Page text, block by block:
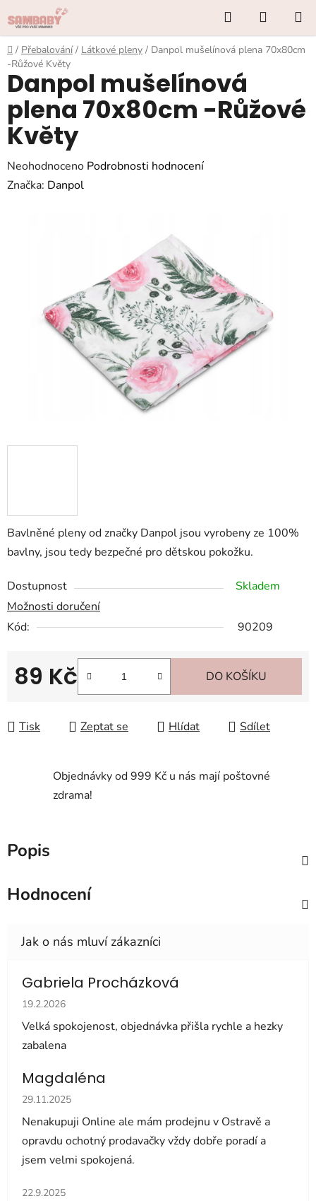
na
obsah
Hledat
KOŠÍK
Domů
/ Přebalování / Látkové pleny / Danpol mušelínová plena 70x80cm
-Růžové Květy
Bavlněné pleny od značky Danpol jsou vyrobeny ze 100%
bavlny, jsou tedy bezpečné pro dětskou pokožku.
Dostupnost
Skladem
Možnosti doručení
Kód:
90209
89 Kč DO KOŠÍKU
Tisk Zeptat se Hlídat Sdílet
Danpol mušelínová
plena 70x80cm -Růžové
Květy
Průměrné
hodnocení
hvězdiček.
Neohodnoceno Podrobnosti hodnocení
Značka: Danpol
Objednávky od 999 Kč u nás mají poštovné
zdrama!
Popis
Hodnocení
Gabriela Procházková
Hodnocení obchodu je 5 z 5 hvězdiček.
19.2.2026
Velká spokojenost, objednávka přišla rychle a hezky
zabalena
Magdaléna
Hodnocení obchodu je 5 z 5 hvězdiček.
29.11.2025
Nenakupuji Online ale mám prodejnu v Ostravě a
opravdu ochotný prodavačky vždy dobře poradí a
jsem velmi spokojená.
Hodnocení obchodu je 5 z 5 hvězdiček.
22.9.2025